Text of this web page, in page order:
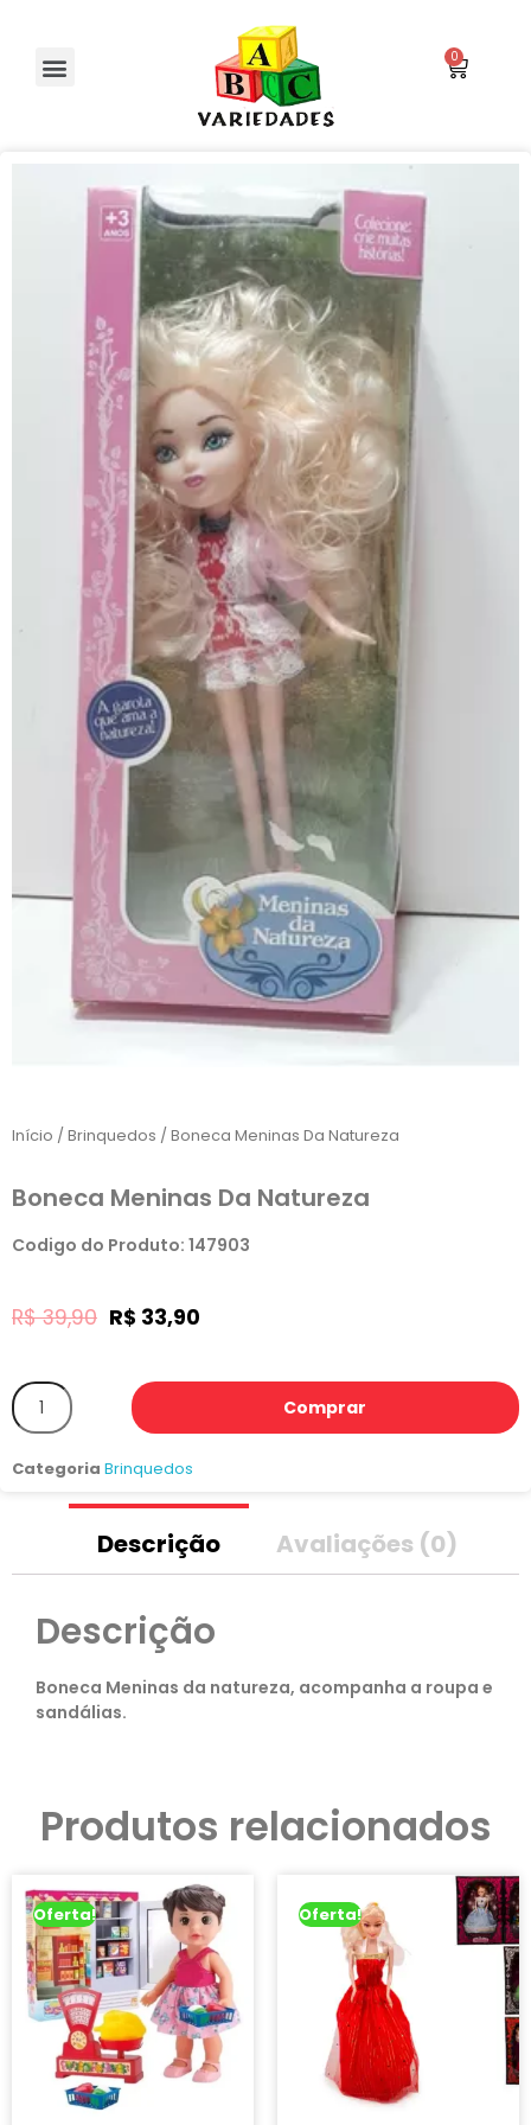
Início /Brinquedos / Boneca Meninas Da Natureza
Boneca Meninas Da Natureza
Codigo do Produto: 147903
R$39,90 R$ 33,90
Comprar
Categoria Brinquedos
Descrição Avaliações (0)
Descrição
Boneca Meninas da natureza, acompanha a roupa e
sandálias.
Produtos relacionados
Oferta! Oferta!